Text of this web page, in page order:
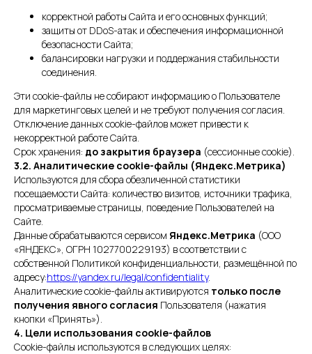
корректной работы Сайта и его основных функций;
защиты от DDoS-атак и обеспечения информационной
безопасности Сайта;
балансировки нагрузки и поддержания стабильности
соединения.
Эти cookie-файлы не собирают информацию о Пользователе
для маркетинговых целей и не требуют получения согласия.
Отключение данных cookie-файлов может привести к
некорректной работе Сайта.
Срок хранения: до закрытия браузера (сессионные cookie).
3.2. Аналитические cookie-файлы (Яндекс.Метрика)
Используются для сбора обезличенной статистики
посещаемости Сайта: количество визитов, источники трафика,
просматриваемые страницы, поведение Пользователей на
Сайте.
Данные обрабатываются сервисом Яндекс.Метрика (ООО
«ЯНДЕКС», ОГРН 1027700229193) в соответствии с
собственной Политикой конфиденциальности, размещённой по
адресу:https://yandex.ru/legal/confidentiality.
Аналитические cookie-файлы активируются только после
получения явного согласия Пользователя (нажатия
кнопки «Принять»).
4. Цели использования cookie-файлов
Cookie-файлы используются в следующих целях: